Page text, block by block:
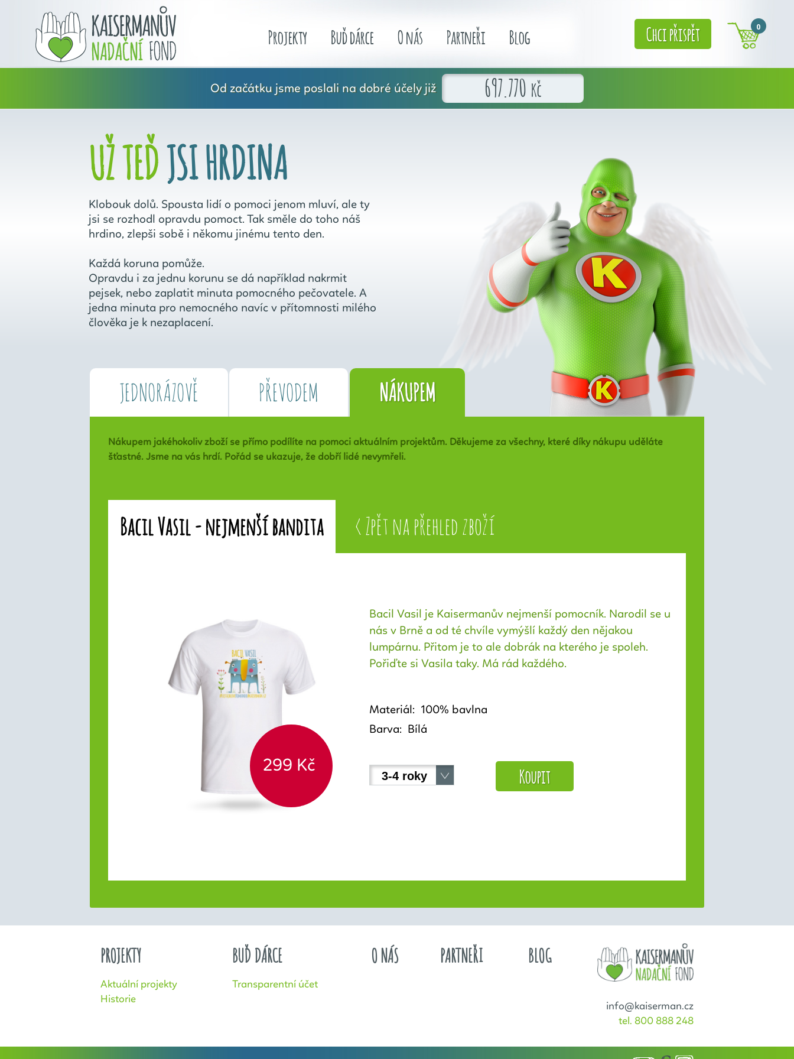
Projekty Buď dárce O nás Partneři Blog Chci přispět 0
Od začátku jsme poslali na dobré účely již 697.770 Kč
UŽ TEĎJSI HRDINA
Klobouk dolů. Spousta lidí o pomoci jenom mluví, ale ty
jsi se rozhodl opravdu pomoct. Tak směle do toho náš
hrdino, zlepši sobě i někomu jinému tento den.
Každá koruna pomůže.
Opravdu i za jednu korunu se dá například nakrmit
pejsek, nebo zaplatit minuta pomocného pečovatele. A
jedna minuta pro nemocného navíc v přítomnosti milého
člověka je k nezaplacení.
JEDNORÁZOVĚ PŘEVODEM NÁKUPEM
Nákupem jakéhokoliv zboží se přímo podílíte na pomoci aktuálním projektům. Děkujeme za všechny, které díky nákupu uděláte
šťastné. Jsme na vás hrdí. Pořád se ukazuje, že dobří lidé nevymřeli.
Bacil Vasil - nejmenší bandita < Zpět na přehled zboží
299 Kč
Bacil Vasil je Kaisermanův nejmenší pomocník. Narodil se u
nás v Brně a od té chvíle vymýšlí každý den nějakou
lumpárnu. Přitom je to ale dobrák na kterého je spoleh.
Pořiďte si Vasila taky. Má rád každého.
Materiál:
100% bavlna
Barva:
Bílá
PROJEKTY
Aktuální projekty
Historie
BUĎ DÁRCE
Transparentní účet
O NÁS PARTNEŘI BLOG
info@kaiserman.cz
tel. 800 888 248